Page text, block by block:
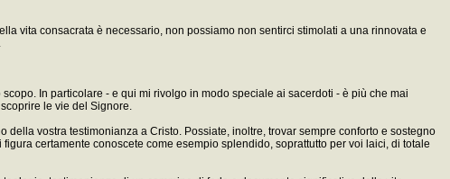
vita consacrata è necessario, non possiamo non sentirci stimolati a una rinnovata e
In particolare - e qui mi rivolgo in modo speciale ai sacerdoti - è più che mai
le vie del Signore.
vostra testimonianza a Cristo. Possiate, inoltre, trovar sempre conforto e sostegno
certamente conoscete come esempio splendido, soprattutto per voi laici, di totale